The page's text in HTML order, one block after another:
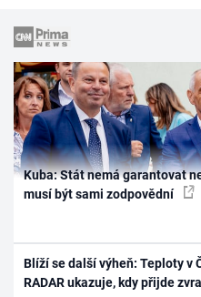
Kuba: Stát nemá garantovat
musí být sami zodpovědní
Blíží se další výheň: Teploty v
RADAR ukazuje, kdy přijde